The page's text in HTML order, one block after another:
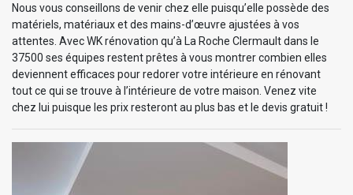
Nous vous conseillons de venir chez elle puisqu’elle possède des
matériels, matériaux et des mains-d’œuvre ajustées à vos
attentes. Avec WK rénovation qu’à La Roche Clermault dans le
37500 ses équipes restent prêtes à vous montrer combien elles
deviennent efficaces pour redorer votre intérieure en rénovant
tout ce qui se trouve à l’intérieure de votre maison. Venez vite
chez lui puisque les prix resteront au plus bas et le devis gratuit !